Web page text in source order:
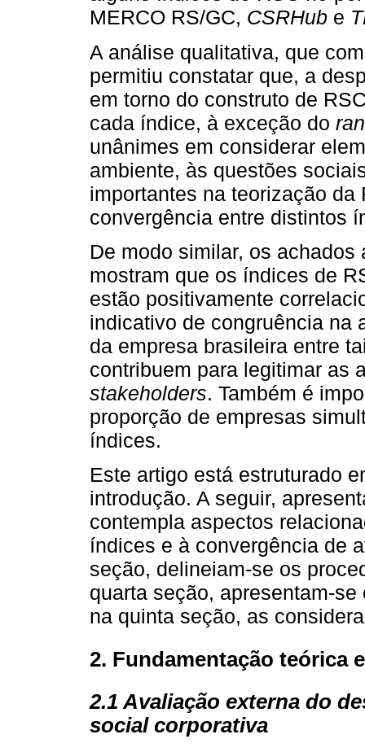
MERCO RS/GC, CSRHub e
A análise qualitativa, que
permitiu constatar que, a
em torno do construto de
cada índice, à exceção do
unânimes em considerar
ambiente, às questões
importantes na teorização
convergência entre distintos
De modo similar, os
mostram que os índices de
estão positivamente
indicativo de congruência na
da empresa brasileira entre
contribuem para legitimar as
stakeholders. Também é
proporção de empresas
índices.
Este artigo está estruturado
introdução. A seguir,
contempla aspectos
índices e à convergência de
seção, delineiam-se os
quarta seção, apresentam-
na quinta seção, as
2. Fundamentação teórica
2.1 Avaliação externa do
social corporativa